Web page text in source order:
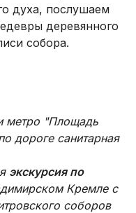
духа, послушаем
деревянного
собора.
метро "Площадь
дороге санитарная
экскурсия по
Кремле с
соборов